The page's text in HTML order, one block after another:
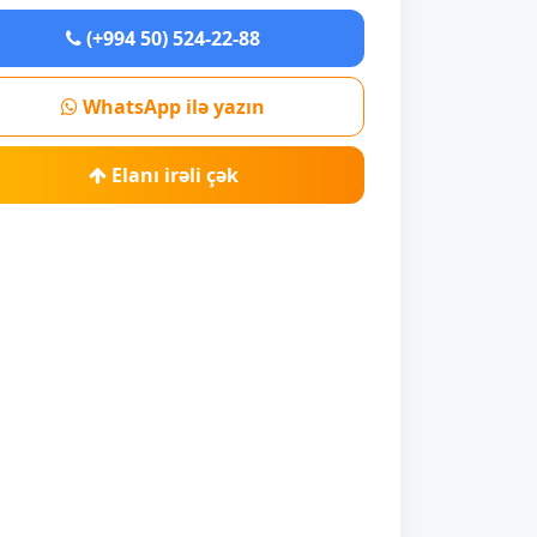
(+994 50) 524-22-88
WhatsApp ilə yazın
Elanı irəli çək